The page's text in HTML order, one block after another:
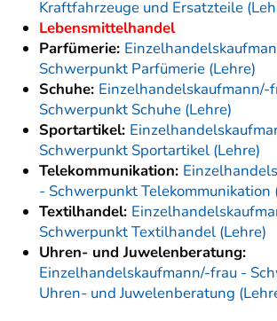
Kraftfahrzeuge und Ersatzteile
Lebensmittelhandel
Parfümerie:
Schwerpunkt Parfümerie (Lehre)
Schuhe: Einzelhandelskaufmann/-
Schwerpunkt Schuhe (Lehre)
Sportartikel:
Schwerpunkt Sportartikel (Lehre)
Telekommunikation:
- Schwerpunkt Telekommunikation
Textilhandel:
Schwerpunkt Textilhandel (Lehre)
Uhren- und Juwelenberatung:
Einzelhandelskaufmann/-frau -
Uhren- und Juwelenberatung